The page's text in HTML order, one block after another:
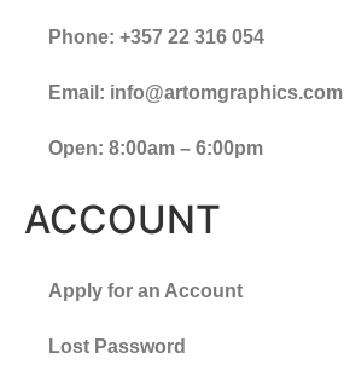
Phone: +357 22 316 054
Email: info@artomgraphics.com
Open: 8:00am – 6:00pm
ACCOUNT
Apply for an Account
Lost Password